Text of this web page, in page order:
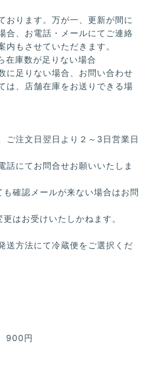
おります。万が一、更新が間に
合、お電話・メールにてご連絡
内もさせていただきます。
在庫数が足りない場合
に足りない場合、お問い合わせ
は、店舗在庫をお送りできる場
ご注文日翌日より２～3日営業日
話にてお問合せお願いいたしま
確認メールが来ない場合はお問
はお受けいたしかねます。
送方法にて冷蔵便をご選択くだ
国 900円